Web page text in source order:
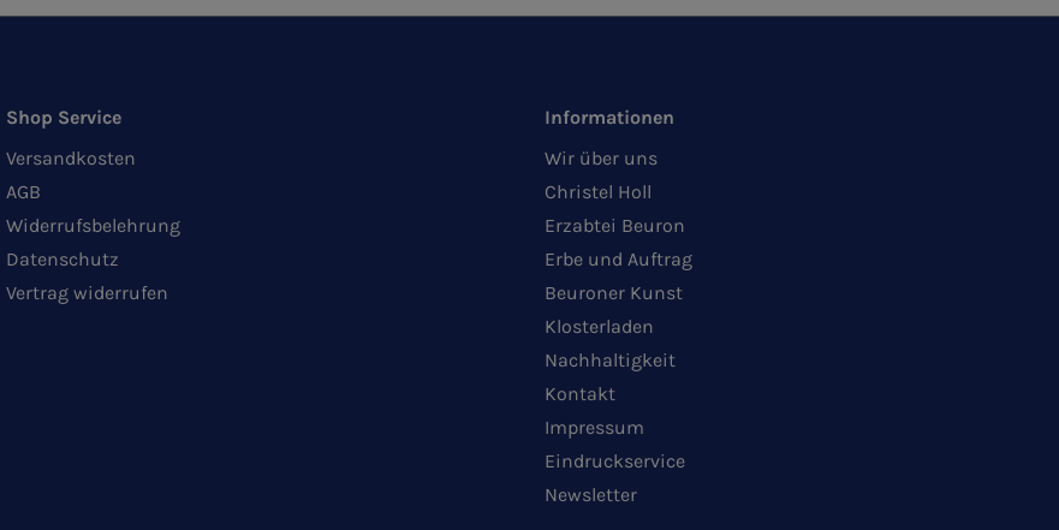
Shop Service
Versandkosten
AGB
Widerrufsbelehrung
Datenschutz
Vertrag widerrufen
Informationen
Wir über uns
Christel Holl
Erzabtei Beuron
Erbe und Auftrag
Beuroner Kunst
Klosterladen
Nachhaltigkeit
Kontakt
Impressum
Eindruckservice
Newsletter